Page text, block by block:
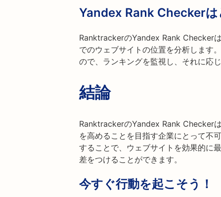
Yandex Rank Checkerは
RanktrackerのYandex Rank Checker
でのウェブサイトの位置を分析します
ので、ランキングを監視し、それに応
結論
RanktrackerのYandex Rank Checker
を高めることを目指す企業にとって不
することで、ウェブサイトを効果的に
差をつけることができます。
今すぐ行動を起こそう！